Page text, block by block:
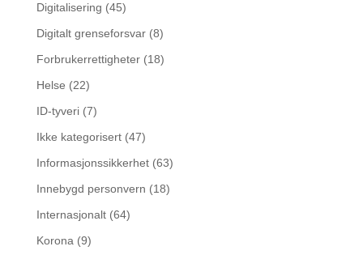
Digitalisering (45)
Digitalt grenseforsvar(8)
Forbrukerrettigheter(18)
Helse (22)
ID-tyveri(7)
Ikke kategorisert(47)
Informasjonssikkerhet(63)
Innebygd personvern (18)
Internasjonalt(64)
Korona (9)